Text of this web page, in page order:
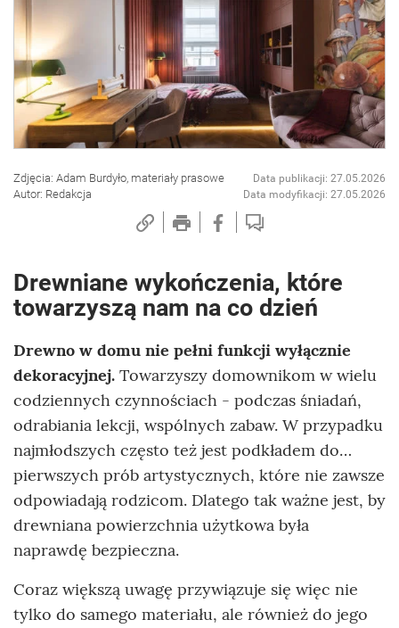
Zdjęcia: Adam Burdyło, materiały prasowe
Autor: Redakcja
Data publikacji: 27.05.2026
Data modyfikacji: 27.05.2026
Drewniane wykończenia, które
towarzyszą nam na co dzień
Drewno w domu nie pełni funkcji wyłącznie
dekoracyjnej. Towarzyszy domownikom w wielu
codziennych czynnościach - podczas śniadań,
odrabiania lekcji, wspólnych zabaw. W przypadku
najmłodszych często też jest podkładem do…
pierwszych prób artystycznych, które nie zawsze
odpowiadają rodzicom. Dlatego tak ważne jest, by
drewniana powierzchnia użytkowa była
naprawdę bezpieczna.
Coraz większą uwagę przywiązuje się więc nie
tylko do samego materiału, ale również do jego